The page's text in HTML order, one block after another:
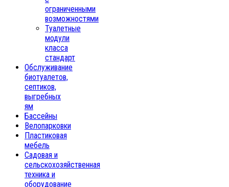
ограниченными
возможностями
Туалетные
модули
класса
стандарт
Обслуживание
биотуалетов,
септиков,
выгребных
ям
Бассейны
Велопарковки
Пластиковая
мебель
Садовая и
сельскохозяйственная
техника и
оборудование